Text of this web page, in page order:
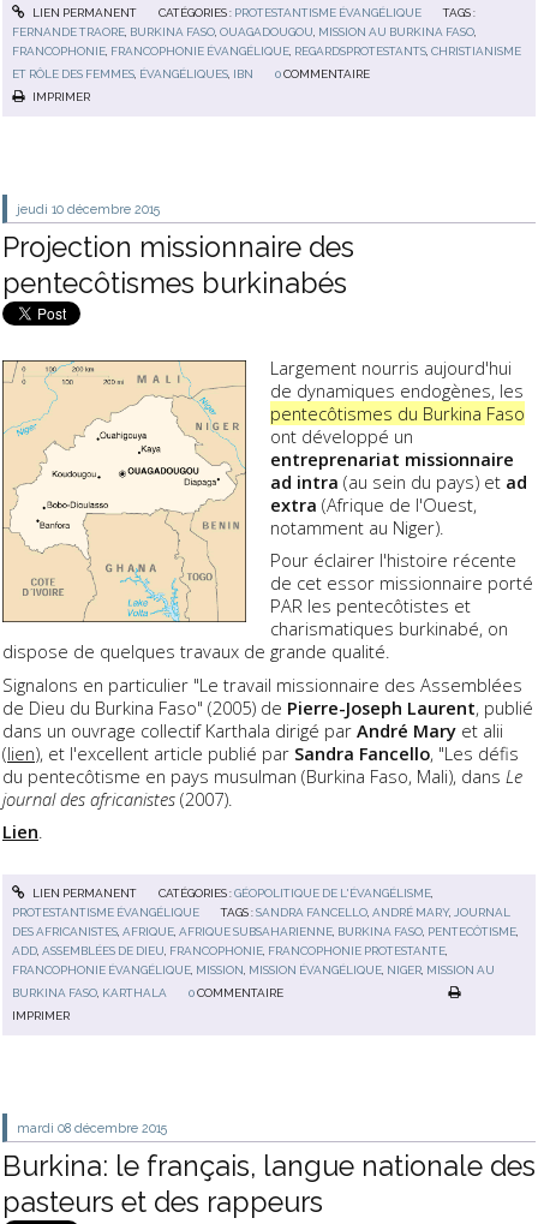
LIEN PERMANENT CATÉGORIES : PROTESTANTISME ÉVANGÉLIQUE
TAGS :
FERNANDE TRAORE BURKINA FASO ,OUAGADOUGOU MISSION AU BURKINA FASO
FRANCOPHONIE FRANCOPHONIE ÉVANGÉLIQUE REGARDSPROTESTANTS ,CHRISTIANISME
ET RÔLE DES FEMMES ÉVANGÉLIQUES IBN 0 COMMENTAIRE
IMPRIMER
jeudi 10 décembre 2015
Projection missionnaire des
pentecôtismes burkinabés
Largement nourris aujourd'hui
de dynamiques endogènes, les
pentecôtismes du Burkina Faso
ont développé un
entreprenariat missionnaire
ad intra (au sein du pays) et ad
extra (Afrique de l'Ouest,
notamment au Niger).
Pour éclairer l'histoire récente
de cet essor missionnaire porté
PAR les pentecôtistes et
charismatiques burkinabé, on
dispose de quelques travaux de grande qualité.
Signalons en particulier "Le travail missionnaire des Assemblées
de Dieu du Burkina Faso" (2005) de Pierre-Joseph Laurent, publié
dans un ouvrage collectif Karthala dirigé par André Mary et alii
(lien), et l'excellent article publié par Sandra Fancello, "Les défis
du pentecôtisme en pays musulman (Burkina Faso, Mali), dans Le
journal des africanistes (2007).
Lien
LIEN PERMANENT CATÉGORIES :GÉOPOLITIQUE DE L'ÉVANGÉLISME,
PROTESTANTISME ÉVANGÉLIQUE
TAGS :SANDRA FANCELLO,ANDRÉ MARY,JOURNAL
DES AFRICANISTES,AFRIQUE,AFRIQUE SUBSAHARIENNE, BURKINA FASO, PENTECÔTISME,
ADD,ASSEMBLÉES DE DIEU, FRANCOPHONIE, FRANCOPHONIE PROTESTANTE,
FRANCOPHONIE ÉVANGÉLIQUE, MISSION, MISSION ÉVANGÉLIQUE, NIGER, MISSION AU
BURKINA FASO KARTHALA 0 COMMENTAIRE
IMPRIMER
mardi 08 décembre 2015
Burkina: le français, langue nationale des
pasteurs et des rappeurs